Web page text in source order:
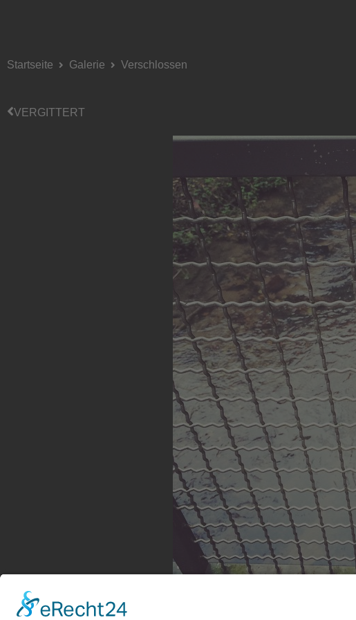
Startseite Galerie Verschlossen
VERGITTERT
Verschlossen